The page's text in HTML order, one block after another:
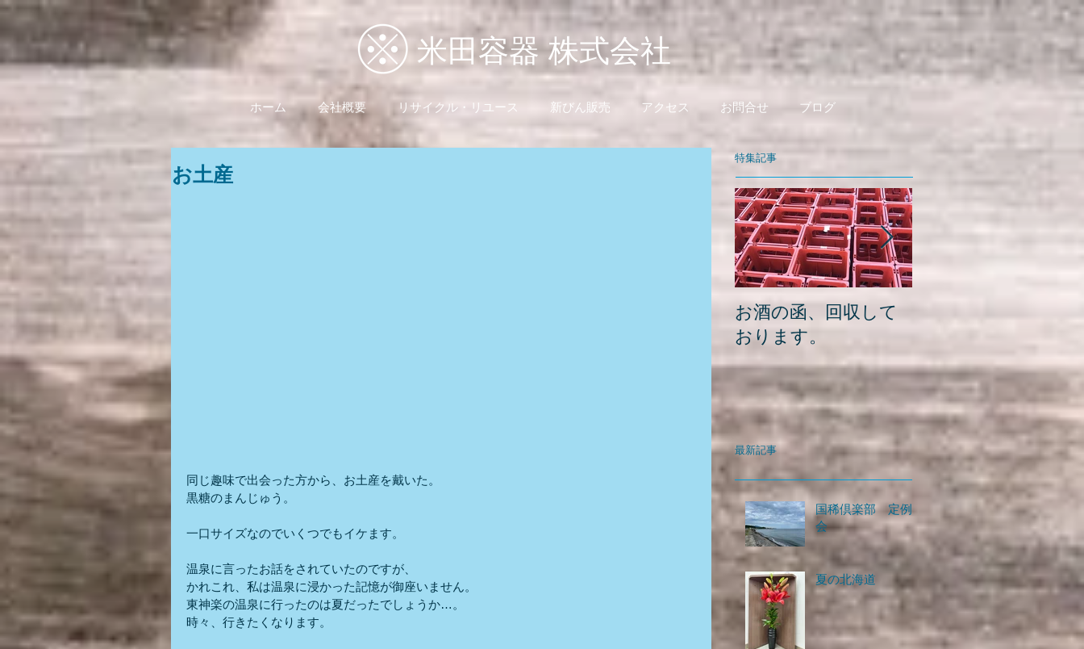
米田容器 株式会社
ホーム 会社概要 リサイクル・リユース 新びん販売 アクセス お問合せ ブログ
お土産
同じ趣味で出会った方から、お土産を戴いた。
黒糖のまんじゅう。
一口サイズなのでいくつでもイケます。
温泉に言ったお話をされていたのですが、
かれこれ、私は温泉に浸かった記憶が御座いません。
東神楽の温泉に行ったのは夏だったでしょうか…。
時々、行きたくなります。
特集記事
お酒の函、回収して
おります。
最新記事
国稀倶楽部 定例
会
夏の北海道